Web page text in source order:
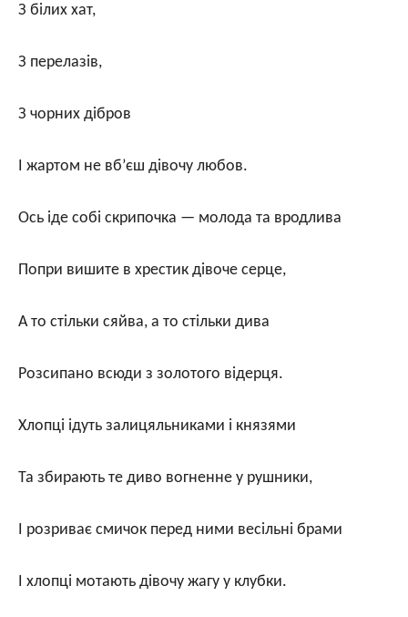
З білих хат,
З перелазів,
З чорних дібров
І жартом не вб’єш дівочу любов.
Ось іде собі скрипочка — молода та вродлива
Попри вишите в хрестик дівоче серце,
А то стільки сяйва, а то стільки дива
Розсипано всюди з золотого відерця.
Хлопці ідуть залицяльниками і князями
Та збирають те диво вогненне у рушники,
І розриває смичок перед ними весільні брами
І хлопці мотають дівочу жагу у клубки.